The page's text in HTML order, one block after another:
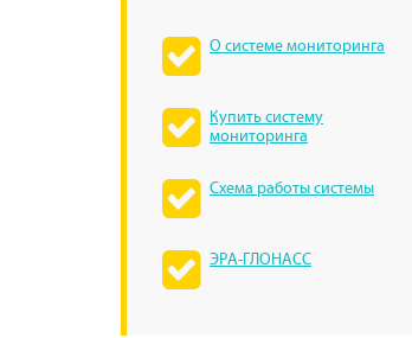
О системе мониторинга
Купить систему
мониторинга
Схема работы системы
ЭРА-ГЛОНАСС